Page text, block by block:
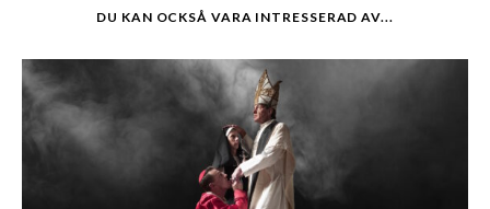
DU KAN OCKSÅ VARA INTRESSERAD AV...